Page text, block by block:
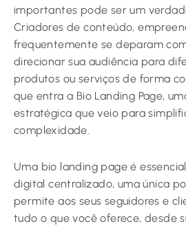
importantes pode ser um
Criadores de conteúdo,
frequentemente se deparam
direcionar sua audiência para
produtos ou serviços de forma
que entra a Bio Landing Page,
estratégica que veio para
complexidade.
Uma bio landing page é
digital centralizado, uma única
permite aos seus seguidores e
tudo o que você oferece, desde